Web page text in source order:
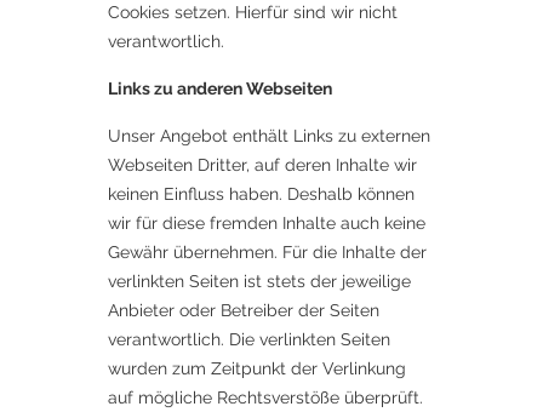
Cookies setzen. Hierfür sind wir nicht
verantwortlich.
Links zu anderen Webseiten
Unser Angebot enthält Links zu externen
Webseiten Dritter, auf deren Inhalte wir
keinen Einfluss haben. Deshalb können
wir für diese fremden Inhalte auch keine
Gewähr übernehmen. Für die Inhalte der
verlinkten Seiten ist stets der jeweilige
Anbieter oder Betreiber der Seiten
verantwortlich. Die verlinkten Seiten
wurden zum Zeitpunkt der Verlinkung
auf mögliche Rechtsverstöße überprüft.